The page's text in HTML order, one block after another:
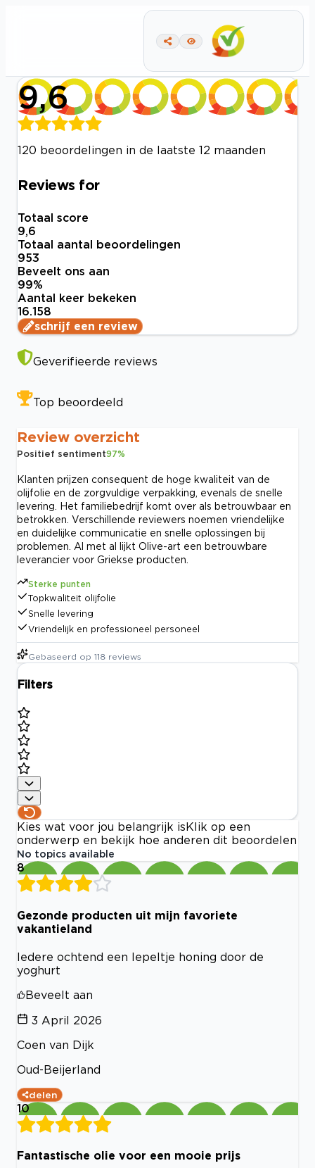
9,6
120 beoordelingen in de laatste 12 maanden
Reviews for
Totaal score
9,6
Totaal aantal beoordelingen
953
Beveelt ons aan
99%
Aantal keer bekeken
16.158
schrijf een review
Geverifieerde reviews
Top beoordeeld
Review overzicht
Positief sentiment97%
Klanten prijzen consequent de hoge kwaliteit van de
olijfolie en de zorgvuldige verpakking, evenals de snelle
levering. Het familiebedrijf komt over als betrouwbaar en
betrokken. Verschillende reviewers noemen vriendelijke
en duidelijke communicatie en snelle oplossingen bij
problemen. Al met al lijkt Olive-art een betrouwbare
leverancier voor Griekse producten.
Sterke punten
Topkwaliteit olijfolie
Snelle levering
Vriendelijk en professioneel personeel
Gebaseerd op 118 reviews
Filters
Kies wat voor jou belangrijk is Klik op een
onderwerp en bekijk hoe anderen dit beoordelen
No topics available
8
Gezonde producten uit mijn favoriete
vakantieland
Iedere ochtend een lepeltje honing door de
yoghurt
Beveelt aan
3 April 2026
Coen van Dijk
Oud-Beijerland
delen
10
Fantastische olie voor een mooie prijs